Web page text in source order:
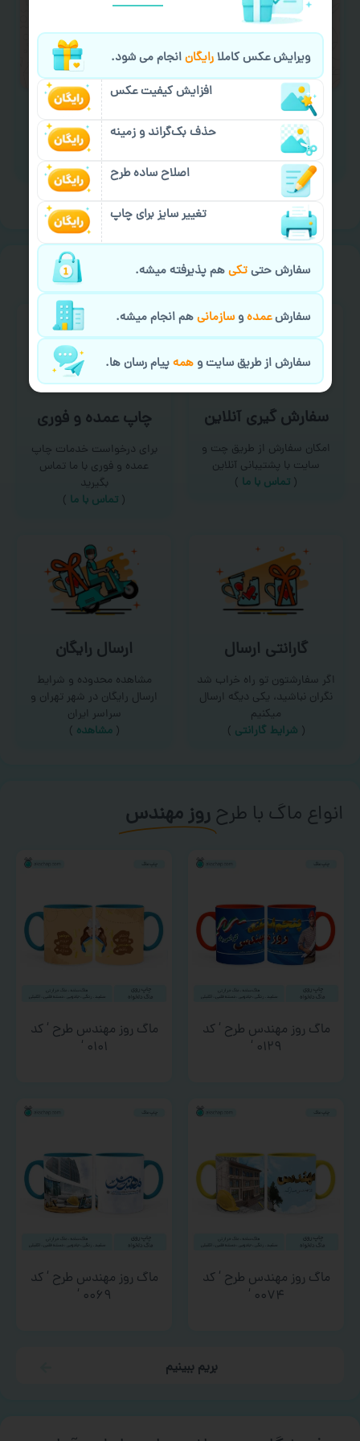
لازم را انجام دهید.
ایمیل جهت ثبت یا پیگیری سفارش:
aks4chap.com@gmail.com
خیالت راحت ازسفارش گیری
سفارش گیری آنلاین
امکان سفارش از طریق چت و
سایت با پشتیبانی آنلاین
( تماس با ما‌ )
چاپ عمده و فوری
برای درخواست خدمات چاپ
عمده و فوری با ما تماس
بگیرید
( تماس با ما )
گارانتی ارسال
اگر سفارشتون تو راه خراب شد
نگران نباشید، یکی دیگه ارسال
میکنیم
( شرایط گارانتی )
ارسال رایگان
مشاهده محدوده و شرایط
ارسال رایگان در شهر تهران و
سراسر ایران
(مشاهده )
انواع ماگ با طرحروز مهندس
ماگ روز مهندس طرح ‘ کد
۰۱۲۹ ‘
ماگ روز مهندس طرح ‘ کد
۰۱۰۱ ‘
ماگ روز مهندس طرح ‘ کد
۰۰۷۴ ‘
ماگ روز مهندس طرح ‘ کد
۰۰۶۹ ‘
بریم ببینیم
ویرایش عکس کاملارایگانانجام می شود.
افزایش کیفیت عکس
حذف بک‌گراند و زمینه
اصلاح ساده طرح
تغییر سایز برای چاپ
سفارش حتیتکیهم پذیرفته میشه.
سفارشعمدهوسازمانیهم انجام میشه.
سفارش از طریق سایت وهمهپیام رسان ها.